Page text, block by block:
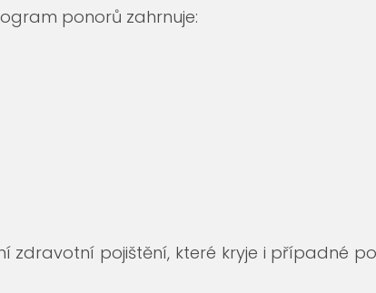
ponorů zahrnuje:
zdravotní pojištění, které kryje i případné